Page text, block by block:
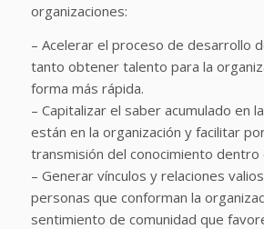
organizaciones:
– Acelerar el proceso de desarrollo
tanto obtener talento para la
forma más rápida.
– Capitalizar el saber acumulado en
están en la organización y facilitar
transmisión del conocimiento dentro
– Generar vínculos y relaciones
personas que conforman la
sentimiento de comunidad que